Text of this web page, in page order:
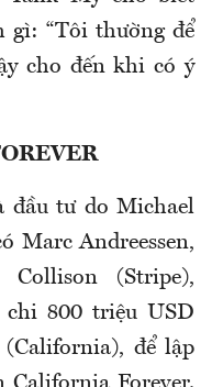
gì: “Tôi thường để
cho đến khi có ý
đầu tư do Michael
Marc Andreessen,
(Stripe),
chi 800 triệu USD
để lập